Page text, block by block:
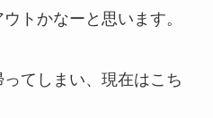
トかなーと思います。
ってしまい、現在はこち